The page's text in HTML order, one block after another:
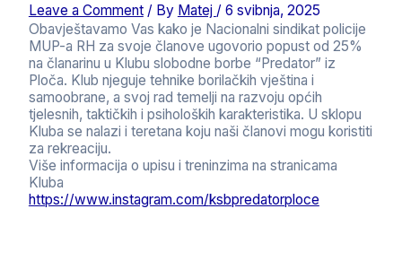
Leave a Comment / By Matej / 6 svibnja, 2025
Obavještavamo Vas kako je Nacionalni sindikat policije
MUP-a RH za svoje članove ugovorio popust od 25%
na članarinu u Klubu slobodne borbe “Predator” iz
Ploča. Klub njeguje tehnike borilačkih vještina i
samoobrane, a svoj rad temelji na razvoju općih
tjelesnih, taktičkih i psiholoških karakteristika. U sklopu
Kluba se nalazi i teretana koju naši članovi mogu koristiti
za rekreaciju.
Više informacija o upisu i treninzima na stranicama
Kluba
https://www.instagram.com/ksbpredatorploce